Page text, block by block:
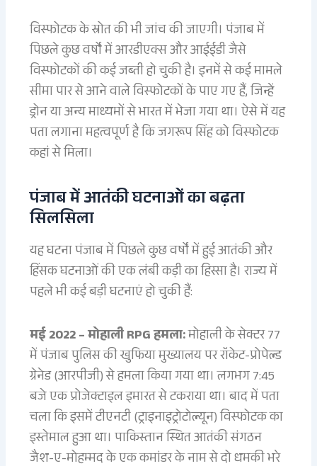
विस्फोटक के स्रोत की भी जांच की जाएगी। पंजाब में
पिछले कुछ वर्षों में आरडीएक्स और आईईडी जैसे
विस्फोटकों की कई जब्ती हो चुकी है। इनमें से कई मामले
सीमा पार से आने वाले विस्फोटकों के पाए गए हैं, जिन्हें
ड्रोन या अन्य माध्यमों से भारत में भेजा गया था। ऐसे में यह
पता लगाना महत्वपूर्ण है कि जगरूप सिंह को विस्फोटक
कहां से मिला।
पंजाब में आतंकी घटनाओं का बढ़ता
सिलसिला
यह घटना पंजाब में पिछले कुछ वर्षों में हुई आतंकी और
हिंसक घटनाओं की एक लंबी कड़ी का हिस्सा है। राज्य में
पहले भी कई बड़ी घटनाएं हो चुकी हैं:
मई 2022 – मोहाली RPG हमला:मोहाली के सेक्टर 77
में पंजाब पुलिस की खुफिया मुख्यालय पर रॉकेट-प्रोपेल्ड
ग्रेनेड (आरपीजी) से हमला किया गया था। लगभग 7:45
बजे एक प्रोजेक्टाइल इमारत से टकराया था। बाद में पता
चला कि इसमें टीएनटी (ट्राइनाइट्रोटोल्यून) विस्फोटक का
इस्तेमाल हुआ था। पाकिस्तान स्थित आतंकी संगठन
जैश-ए-मोहम्मद के एक कमांडर के नाम से दो धमकी भरे